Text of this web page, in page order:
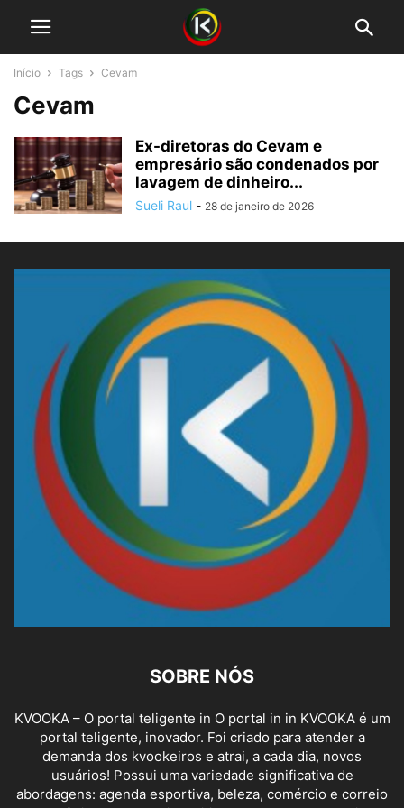
Início Tags Cevam
Cevam
Ex-diretoras do Cevam e
empresário são condenados por
lavagem de dinheiro...
Sueli Raul - 28 de janeiro de 2026
SOBRE NÓS
KVOOKA – O portal teligente in O portal in in KVOOKA é um
portal teligente, inovador. Foi criado para atender a
demanda dos kvookeiros e atrai, a cada dia, novos
usuários! Possui uma variedade significativa de
abordagens: agenda esportiva, beleza, comércio e correio